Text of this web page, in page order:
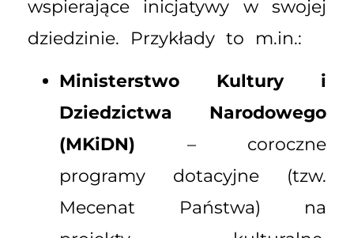
wspierające inicjatywy w swojej
dziedzinie. Przykłady to m.in.:
Ministerstwo Kultury i
Dziedzictwa Narodowego
(MKiDN) – coroczne
programy dotacyjne (tzw.
Mecenat Państwa) na